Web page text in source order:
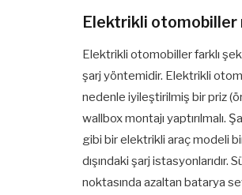
Elektrikli otomobiller
Elektrikli otomobiller farklı
şarj yöntemidir. Elektrikli
nedenle iyileştirilmiş bir priz
wallbox montajı
gibi bir elektrikli araç modeli
dışındaki şarj istasyonlarıdır.
noktasında azaltan batarya